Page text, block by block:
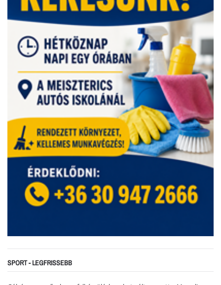
SPORT - LEGFRISSEBB